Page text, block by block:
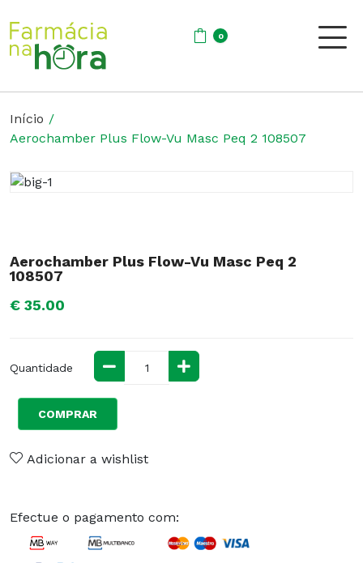
0
Início
Aerochamber Plus Flow-Vu Masc Peq 2 108507
Aerochamber Plus Flow-Vu Masc Peq 2
108507
€ 35.00
Quantidade
COMPRAR
Adicionar a wishlist
Efectue o pagamento com: